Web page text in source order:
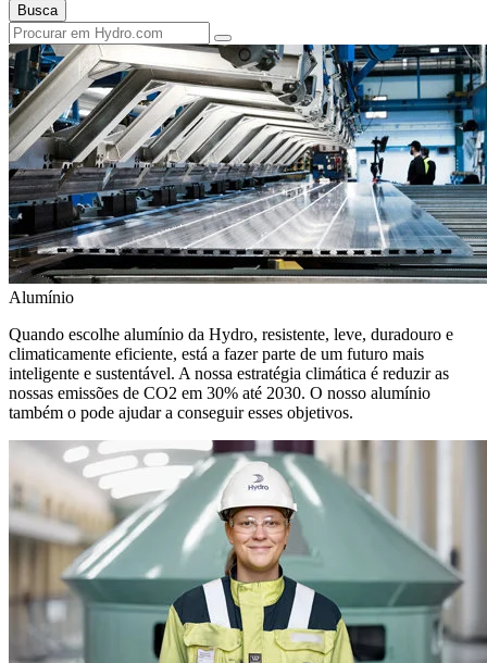
Busca
Alumínio
Quando escolhe alumínio da Hydro, resistente, leve, duradouro e
climaticamente eficiente, está a fazer parte de um futuro mais
inteligente e sustentável. A nossa estratégia climática é reduzir as
nossas emissões de CO2 em 30% até 2030. O nosso alumínio
também o pode ajudar a conseguir esses objetivos.